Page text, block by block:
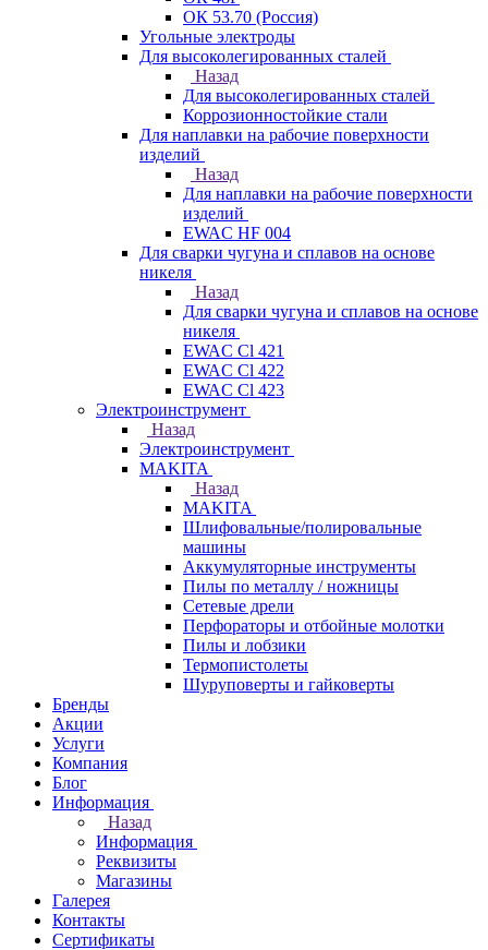
ОК 53.70 (Россия)
Угольные электроды
Для высоколегированных сталей
Назад
Для высоколегированных сталей
Коррозионностойкие стали
Для наплавки на рабочие поверхности
изделий
Назад
Для наплавки на рабочие поверхности
изделий
EWAC HF 004
Для сварки чугуна и сплавов на основе
никеля
Назад
Для сварки чугуна и сплавов на основе
никеля
EWAC Cl 421
EWAC Cl 422
EWAC Cl 423
Электроинструмент
Назад
Электроинструмент
МAKITA
Назад
МAKITA
Шлифовальные/полировальные
машины
Аккумуляторные инструменты
Пилы по металлу / ножницы
Сетевые дрели
Перфораторы и отбойные молотки
Пилы и лобзики
Термопистолеты
Шуруповерты и гайковерты
Бренды
Акции
Услуги
Компания
Блог
Информация
Назад
Информация
Реквизиты
Магазины
Галерея
Контакты
Сертификаты